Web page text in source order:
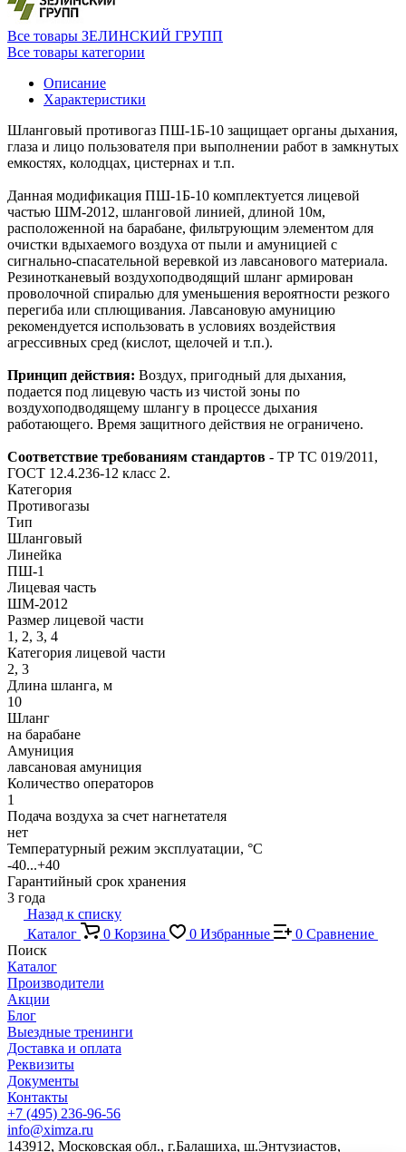
Все товары ЗЕЛИНСКИЙ ГРУПП
Все товары категории
Описание
Характеристики
Шланговый противогаз ПШ-1Б-10 защищает органы дыхания,
глаза и лицо пользователя при выполнении работ в замкнутых
емкостях, колодцах, цистернах и т.п.
Данная модификация ПШ-1Б-10 комплектуется лицевой
частью ШМ-2012, шланговой линией, длиной 10м,
расположенной на барабане, фильтрующим элементом для
очистки вдыхаемого воздуха от пыли и амуницией с
сигнально-спасательной веревкой из лавсанового материала.
Резинотканевый воздухоподводящий шланг армирован
проволочной спиралью для уменьшения вероятности резкого
перегиба или сплющивания. Лавсановую амуницию
рекомендуется использовать в условиях воздействия
агрессивных сред (кислот, щелочей и т.п.).
Принцип действия: Воздух, пригодный для дыхания,
подается под лицевую часть из чистой зоны по
воздухоподводящему шлангу в процессе дыхания
работающего. Время защитного действия не ограничено.
Соответствие требованиям стандартов - ТР ТС 019/2011,
ГОСТ 12.4.236-12 класс 2.
Категория
Противогазы
Тип
Шланговый
Линейка
ПШ-1
Лицевая часть
ШМ-2012
Размер лицевой части
1, 2, 3, 4
Категория лицевой части
2, 3
Длина шланга, м
10
Шланг
на барабане
Амуниция
лавсановая амуниция
Количество операторов
1
Подача воздуха за счет нагнетателя
нет
Температурный режим эксплуатации, °C
-40...+40
Гарантийный срок хранения
3 года
Назад к списку
Каталог
0 Корзина 0 Избранные 0 Сравнение
Поиск
Каталог
Производители
Акции
Блог
Выездные тренинги
Доставка и оплата
Реквизиты
Документы
Контакты
+7 (495) 236-96-56
info@ximza.ru
143912, Московская обл., г.Балашиха, ш.Энтузиастов,